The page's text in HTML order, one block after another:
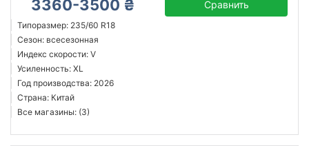
3360-3500 ₴ Сравнить
Типоразмер: 235/60 R18
Сезон: всесезонная
Индекс скорости: V
Усиленность: XL
Год производства: 2026
Страна: Китай
Все магазины: (3)